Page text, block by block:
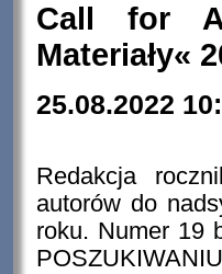
Call for
Materiały«
25.08.2022
Redakcja
autorów do
roku. Numer 19